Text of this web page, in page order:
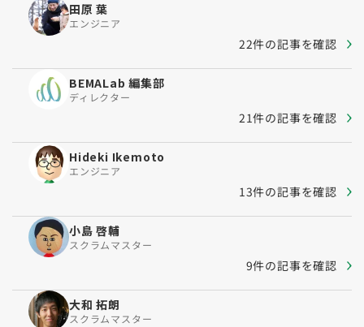
田原 葉
エンジニア
22件の記事を確認
BEMALab 編集部
ディレクター
21件の記事を確認
Hideki Ikemoto
エンジニア
13件の記事を確認
小島 啓輔
スクラムマスター
9件の記事を確認
大和 拓朗
スクラムマスター